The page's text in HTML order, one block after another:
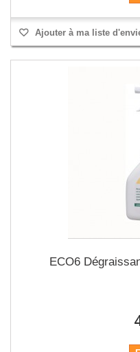
Ajouter à ma liste
ECO6